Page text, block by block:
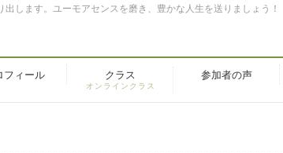
します。ユーモアセンスを磨き、豊かな人生を送りましょう！
フィール クラス
オンラインクラス
参加者の声